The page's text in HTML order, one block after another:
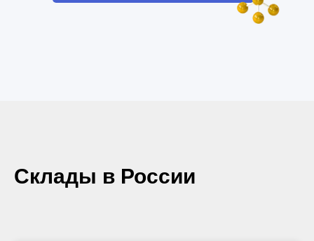
Склады в России